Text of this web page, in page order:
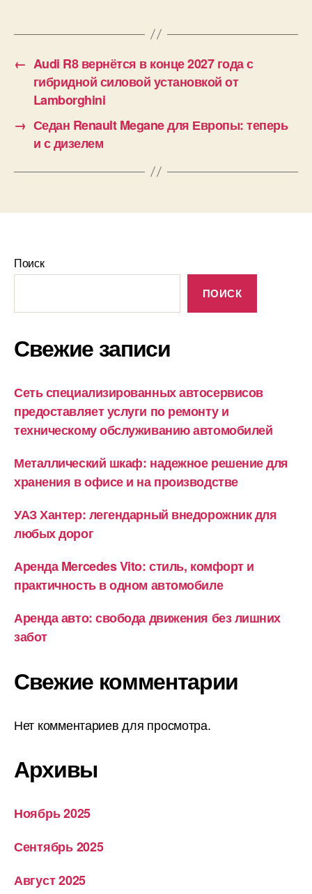
← Audi R8 вернётся в конце 2027 года с
гибридной силовой установкой от
Lamborghini
→ Седан Renault Megane для Европы: теперь
и с дизелем
Поиск
ПОИСК
Свежие записи
Сеть специализированных автосервисов
предоставляет услуги по ремонту и
техническому обслуживанию автомобилей
Металлический шкаф: надежное решение для
хранения в офисе и на производстве
УАЗ Хантер: легендарный внедорожник для
любых дорог
Аренда Mercedes Vito: стиль, комфорт и
практичность в одном автомобиле
Аренда авто: свобода движения без лишних
забот
Свежие комментарии
Нет комментариев для просмотра.
Архивы
Ноябрь 2025
Сентябрь 2025
Август 2025